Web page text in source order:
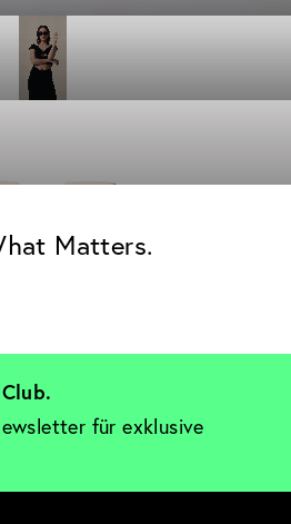
Matters.
für exklusive